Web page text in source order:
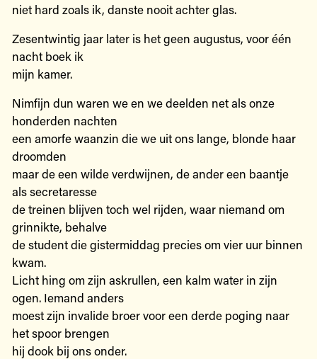
niet hard zoals ik, danste nooit achter glas.
Zesentwintig jaar later is het geen augustus, voor één
nacht boek ik
mijn kamer.
Nimfijn dun waren we en we deelden net als onze
honderden nachten
een amorfe waanzin die we uit ons lange, blonde haar
droomden
maar de een wilde verdwijnen, de ander een baantje
als secretaresse
de treinen blijven toch wel rijden, waar niemand om
grinnikte, behalve
de student die gistermiddag precies om vier uur binnen
kwam.
Licht hing om zijn askrullen, een kalm water in zijn
ogen. Iemand anders
moest zijn invalide broer voor een derde poging naar
het spoor brengen
hij dook bij ons onder.